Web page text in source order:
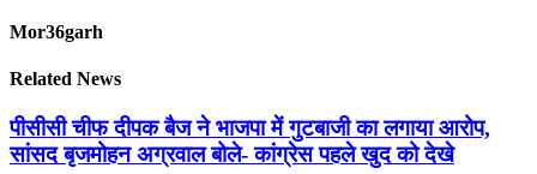
Mor36garh
Related News
पीसीसी चीफ दीपक बैज ने भाजपा में गुटबाजी का लगाया आरोप,
सांसद बृजमोहन अग्रवाल बोले- कांग्रेस पहले खुद को देखे